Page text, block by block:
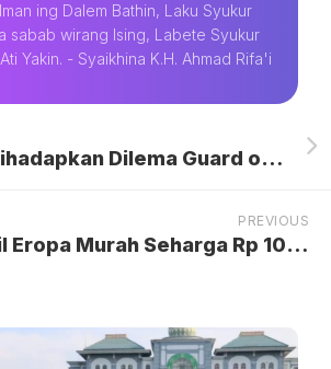
ing Dalem Bathin, Laku Syukur
sabab wirang Ising, Labete Syukur
Yakin. - Syaikhina K.H. Ahmad Rifa'i
Real Madrid Dihadapkan Dilema Guard of Honor untuk Barcelona, Alvaro Arbeloa Ungkap Sikap Tim
PREVIOUS
Wujud Mobil Eropa Murah Seharga Rp 106 Jutaan yang Sudah Ada di Dealer